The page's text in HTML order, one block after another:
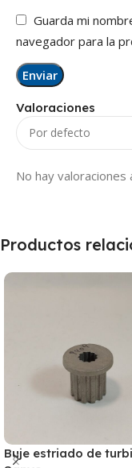
Valoraciones
No hay valoraciones
Guarda mi
navegador para la
Productos
Buje estriado de